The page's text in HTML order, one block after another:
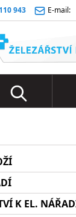
943 E-mail:
K EL.